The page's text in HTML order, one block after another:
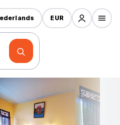
EUR